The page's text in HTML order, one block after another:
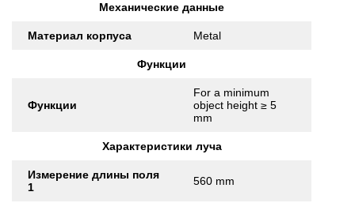
Механические данные
Материал корпуса Metal
Функции
Функции
For a minimum
object height ≥ 5
mm
Характеристики луча
Измерение длины поля
1
560 mm